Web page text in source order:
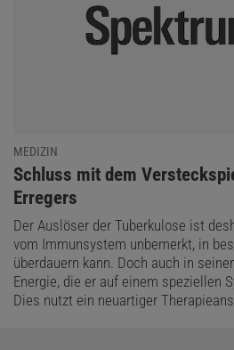
MEDIZIN
:
Schluss mit dem
Erregers
Der Auslöser der Tuberkulose ist
vom Immunsystem unbemerkt, in
überdauern kann. Doch auch in
Energie, die er auf einem speziellen
Dies nutzt ein neuartiger